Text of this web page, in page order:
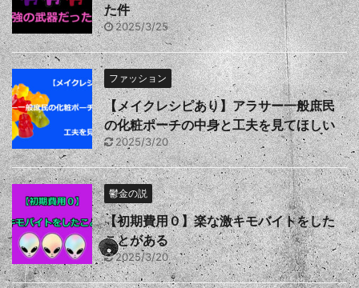
た件
2025/3/25
ファッション
【メイクレシピあり】アラサー一般庶民
の化粧ポーチの中身と工夫を見てほしい
2025/3/20
鬱金の説
【初期費用０】楽な激キモバイトをした
ことがある
2025/3/20